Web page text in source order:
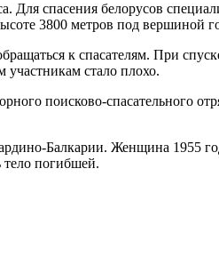
Для спасения белорусов
3800 метров под вершиной
к спасателям. При
стало плохо.
поисково-спасательного
Балкарии. Женщина 1955
тело погибшей.